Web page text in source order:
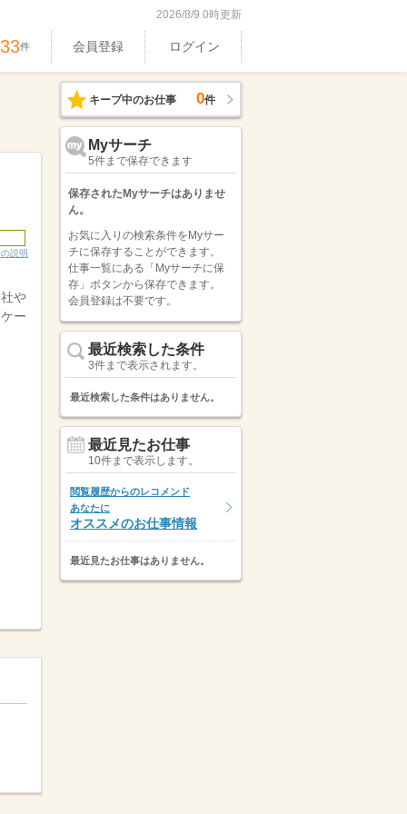
2026/8/9 0時更新
件 会員登録 ログイン
説明
や
ー
キープ中のお仕事 0件
Myサーチ
5件まで保存できます
保存されたMyサーチはありませ
ん。
お気に入りの検索条件をMyサー
チに保存することができます。
仕事一覧にある「Myサーチに保
存」ボタンから保存できます。
会員登録は不要です。
最近検索した条件
3件まで表示されます。
最近検索した条件はありません。
最近見たお仕事
10件まで表示します。
閲覧履歴からのレコメンド
あなたに
オススメのお仕事情報
最近見たお仕事はありません。